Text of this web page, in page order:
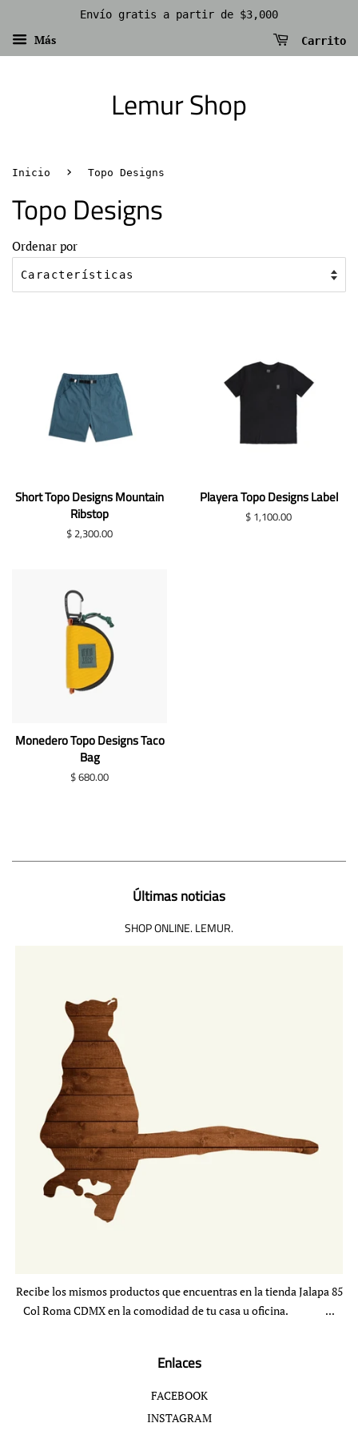
Envío gratis a partir de $3,000
Más Carrito
Lemur Shop
Inicio › Topo Designs
Topo Designs
Ordenar por
Short Topo Designs Mountain
Ribstop
Precio
$ 2,300.00
Playera Topo Designs Label
Precio
$ 1,100.00
Monedero Topo Designs Taco
Bag
Precio
$ 680.00
Últimas noticias
SHOP ONLINE. LEMUR.
Recibe los mismos productos que encuentras en la tienda Jalapa 85
Col Roma CDMX en la comodidad de tu casa u oficina. ...
Enlaces
FACEBOOK
INSTAGRAM